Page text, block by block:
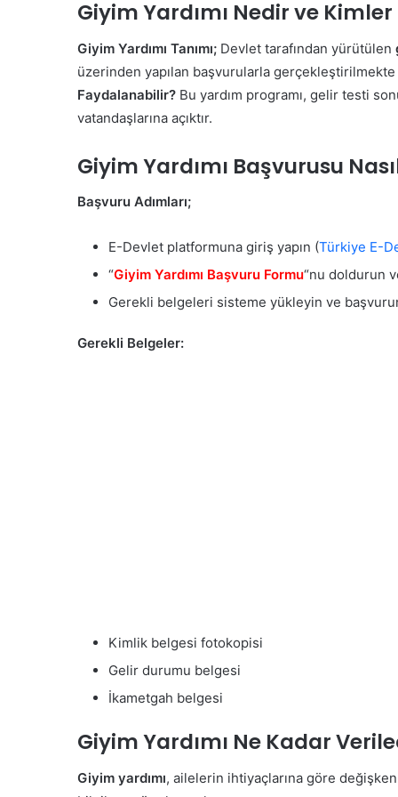
Giyim Yardımı Nedir ve
Giyim Yardımı Tanımı; Devlet tarafından yürütülen
üzerinden yapılan başvurularla
Faydalanabilir? Bu yardım programı, gelir testi
vatandaşlarına açıktır.
Giyim Yardımı Başvurusu
Başvuru Adımları;
E-Devlet platformuna giriş yapın (Türkiye E-
“Giyim Yardımı Başvuru Formu“nu doldurun
Gerekli belgeleri sisteme yükleyin ve
Gerekli Belgeler:
Kimlik belgesi fotokopisi
Gelir durumu belgesi
İkametgah belgesi
Giyim Yardımı Ne Kadar
Giyim yardımı, ailelerin ihtiyaçlarına göre